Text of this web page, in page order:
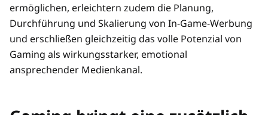
ermöglichen, erleichtern zudem die Planung,
Durchführung und Skalierung von In-Game-Werbung
und erschließen gleichzeitig das volle Potenzial von
Gaming als wirkungsstarker, emotional
ansprechender Medienkanal.